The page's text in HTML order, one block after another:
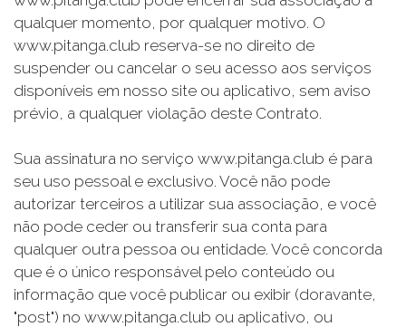
qualquer momento, por qualquer motivo. O
www.pitanga.club reserva-se no direito de
suspender ou cancelar o seu acesso aos serviços
disponíveis em nosso site ou aplicativo, sem aviso
prévio, a qualquer violação deste Contrato.
Sua assinatura no serviço www.pitanga.club é para
seu uso pessoal e exclusivo. Você não pode
autorizar terceiros a utilizar sua associação, e você
não pode ceder ou transferir sua conta para
qualquer outra pessoa ou entidade. Você concorda
que é o único responsável pelo conteúdo ou
informação que você publicar ou exibir (doravante,
"post") no www.pitanga.club ou aplicativo, ou